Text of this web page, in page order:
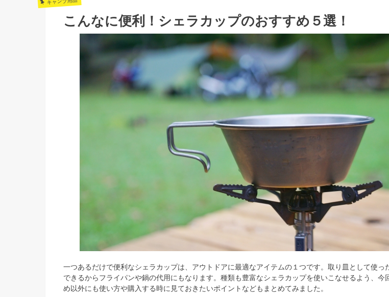
こんなに便利！シェラカップのおすすめ５選！
一つあるだけで便利なシェラカップは、アウトドアに最適なアイテムの１つです。取り皿として使っ
できるからフライパンや鍋の代用にもなります。種類も豊富なシェラカップを使いこなせるよう、今
め以外にも使い方や購入する時に見ておきたいポイントなどもまとめてみました。